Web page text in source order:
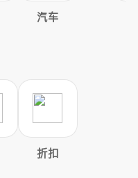
汽车
折扣